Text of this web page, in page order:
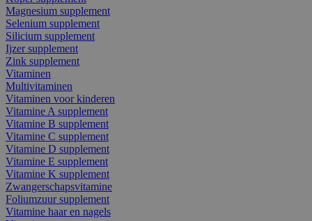
Magnesium supplement
Selenium supplement
Silicium supplement
Ijzer supplement
Zink supplement
Vitaminen
Multivitaminen
Vitaminen voor kinderen
Vitamine A supplement
Vitamine B supplement
Vitamine C supplement
Vitamine D supplement
Vitamine E supplement
Vitamine K supplement
Zwangerschapsvitamine
Foliumzuur supplement
Vitamine haar en nagels